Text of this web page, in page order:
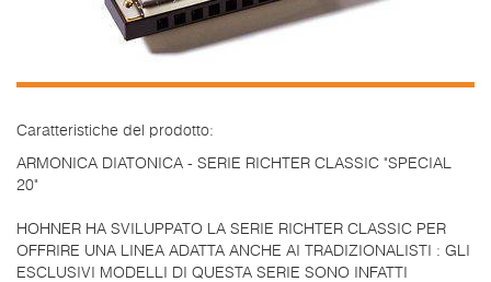
Caratteristiche del prodotto:
ARMONICA DIATONICA - SERIE RICHTER CLASSIC "SPECIAL
20"
HOHNER HA SVILUPPATO LA SERIE RICHTER CLASSIC PER
OFFRIRE UNA LINEA ADATTA ANCHE AI TRADIZIONALISTI : GLI
ESCLUSIVI MODELLI DI QUESTA SERIE SONO INFATTI